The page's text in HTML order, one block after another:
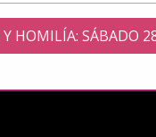
HOMILÍA: SÁBADO